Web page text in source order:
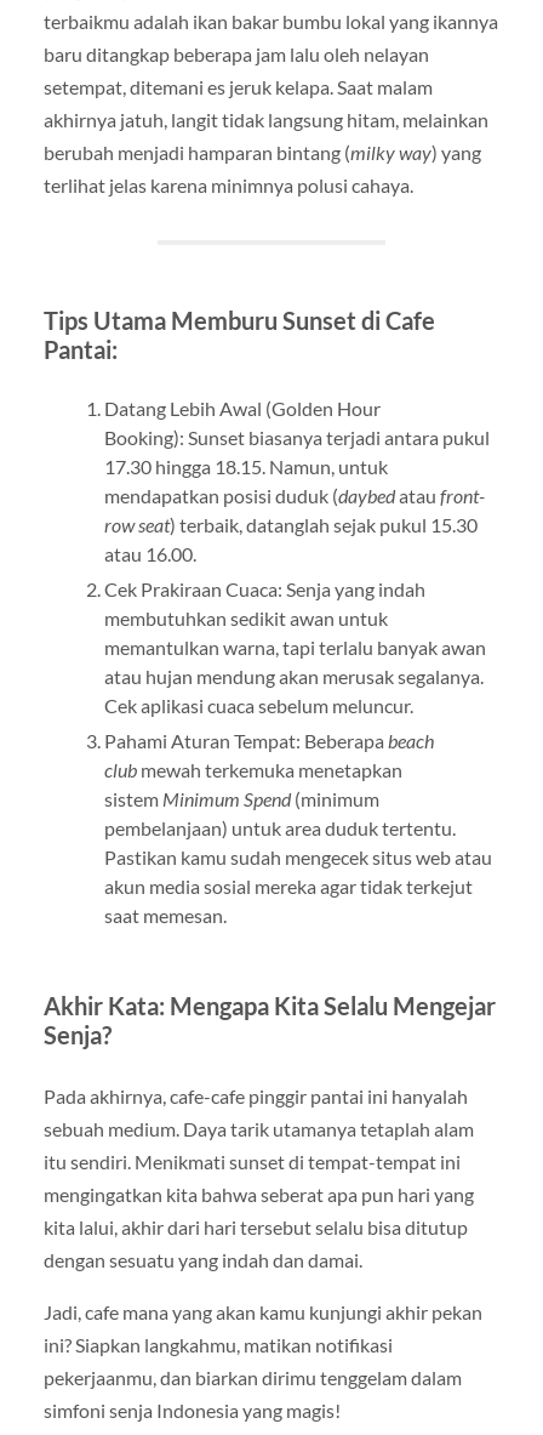
terbaikmu adalah ikan bakar bumbu lokal yang ikannya
baru ditangkap beberapa jam lalu oleh nelayan
setempat, ditemani es jeruk kelapa. Saat malam
akhirnya jatuh, langit tidak langsung hitam, melainkan
berubah menjadi hamparan bintang (milky way) yang
terlihat jelas karena minimnya polusi cahaya.
Tips Utama Memburu Sunset di Cafe
Pantai:
Datang Lebih Awal (Golden Hour
Booking): Sunset biasanya terjadi antara pukul
17.30 hingga 18.15. Namun, untuk
mendapatkan posisi duduk (daybedatau front-
row seat) terbaik, datanglah sejak pukul 15.30
atau 16.00.
Cek Prakiraan Cuaca: Senja yang indah
membutuhkan sedikit awan untuk
memantulkan warna, tapi terlalu banyak awan
atau hujan mendung akan merusak segalanya.
Cek aplikasi cuaca sebelum meluncur.
Pahami Aturan Tempat: Beberapa beach
clubmewah terkemuka menetapkan
sistem Minimum Spend(minimum
pembelanjaan) untuk area duduk tertentu.
Pastikan kamu sudah mengecek situs web atau
akun media sosial mereka agar tidak terkejut
saat memesan.
Akhir Kata: Mengapa Kita Selalu Mengejar
Senja?
Pada akhirnya, cafe-cafe pinggir pantai ini hanyalah
sebuah medium. Daya tarik utamanya tetaplah alam
itu sendiri. Menikmati sunset di tempat-tempat ini
mengingatkan kita bahwa seberat apa pun hari yang
kita lalui, akhir dari hari tersebut selalu bisa ditutup
dengan sesuatu yang indah dan damai.
Jadi, cafe mana yang akan kamu kunjungi akhir pekan
ini? Siapkan langkahmu, matikan notifikasi
pekerjaanmu, dan biarkan dirimu tenggelam dalam
simfoni senja Indonesia yang magis!